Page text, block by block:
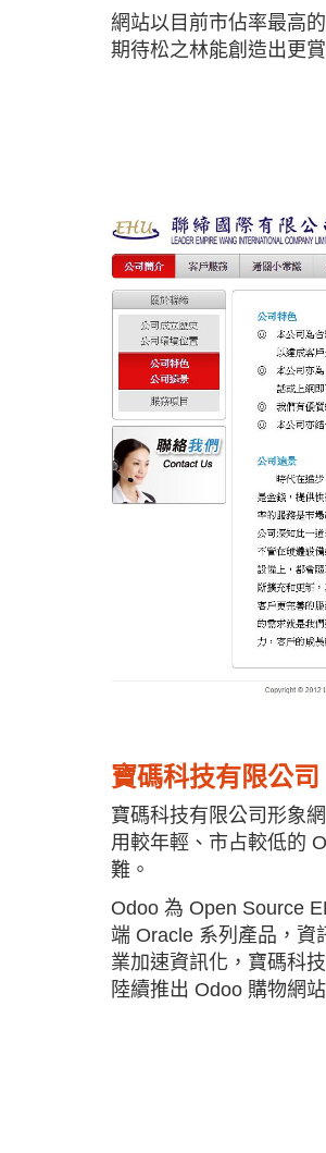
網站以目前市佔率最高
期待松之林能創造出更
寶碼科技有限公司
寶碼科技有限公司形象
用較年輕、市占較低的
難。
Odoo 為 Open Source
端 Oracle 系列產品，資
業加速資訊化，寶碼科
陸續推出 Odoo 購物網